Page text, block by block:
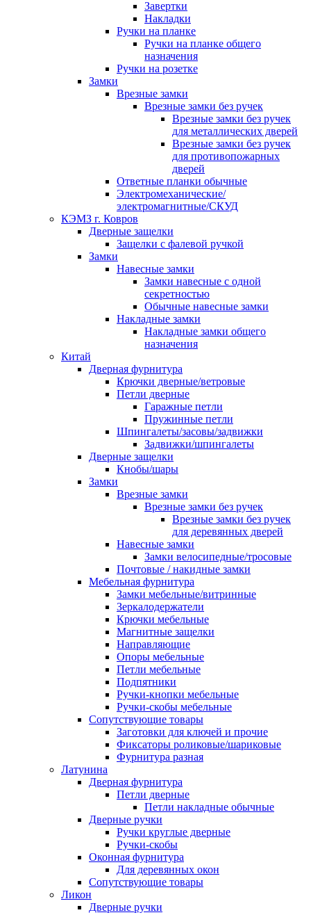
Завертки
Накладки
Ручки на планке
Ручки на планке общего
назначения
Ручки на розетке
Замки
Врезные замки
Врезные замки без ручек
Врезные замки без ручек
для металлических дверей
Врезные замки без ручек
для противопожарных
дверей
Ответные планки обычные
Электромеханические/
электромагнитные/СКУД
КЭМЗ г. Ковров
Дверные защелки
Защелки с фалевой ручкой
Замки
Навесные замки
Замки навесные с одной
секретностью
Обычные навесные замки
Накладные замки
Накладные замки общего
назначения
Китай
Дверная фурнитура
Крючки дверные/ветровые
Петли дверные
Гаражные петли
Пружинные петли
Шпингалеты/засовы/задвижки
Задвижки/шпингалеты
Дверные защелки
Кнобы/шары
Замки
Врезные замки
Врезные замки без ручек
Врезные замки без ручек
для деревянных дверей
Навесные замки
Замки велосипедные/тросовые
Почтовые / накидные замки
Мебельная фурнитура
Замки мебельные/витринные
Зеркалодержатели
Крючки мебельные
Магнитные защелки
Направляющие
Опоры мебельные
Петли мебельные
Подпятники
Ручки-кнопки мебельные
Ручки-скобы мебельные
Сопутствующие товары
Заготовки для ключей и прочие
Фиксаторы роликовые/шариковые
Фурнитура разная
Латунина
Дверная фурнитура
Петли дверные
Петли накладные обычные
Дверные ручки
Ручки круглые дверные
Ручки-скобы
Оконная фурнитура
Для деревянных окон
Сопутствующие товары
Ликон
Дверные ручки